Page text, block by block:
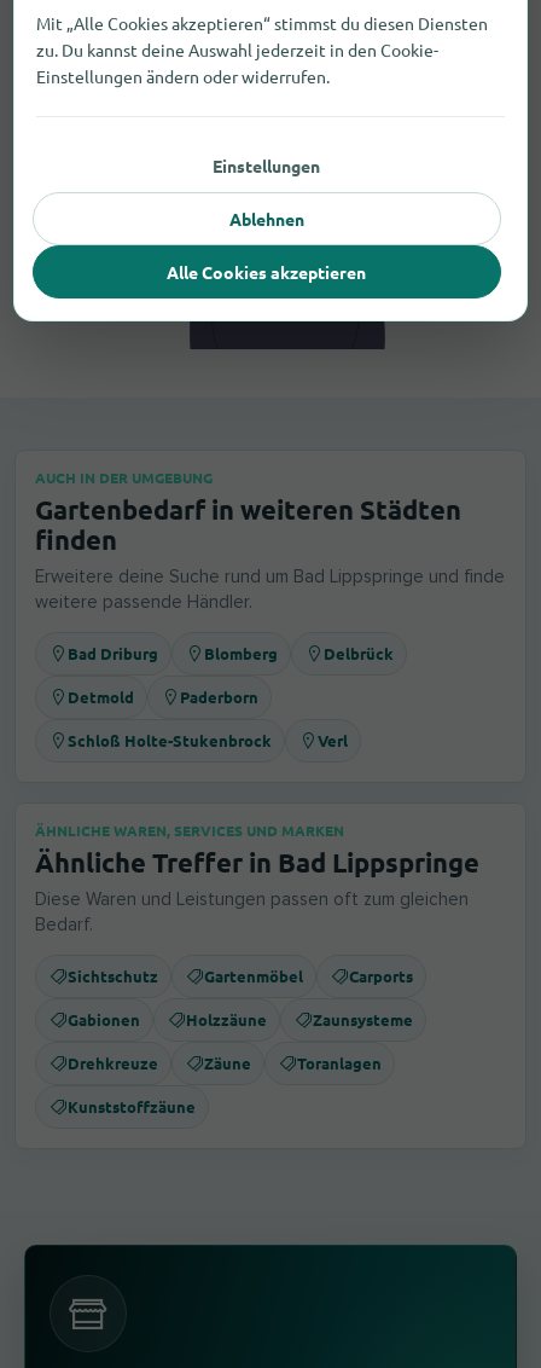
AUCH IN DER UMGEBUNG
Gartenbedarf in weiteren Städten
finden
Erweitere deine Suche rund um Bad Lippspringe und finde
weitere passende Händler.
Bad Driburg Blomberg Delbrück
Detmold Paderborn
Schloß Holte-Stukenbrock Verl
ÄHNLICHE WAREN, SERVICES UND MARKEN
Ähnliche Treffer in Bad Lippspringe
Diese Waren und Leistungen passen oft zum gleichen
Bedarf.
Sichtschutz Gartenmöbel Carports
Gabionen Holzzäune Zaunsysteme
Drehkreuze Zäune Toranlagen
Kunststoffzäune
Mit „Alle Cookies akzeptieren“ stimmst du diesen Diensten
zu. Du kannst deine Auswahl jederzeit in den Cookie-
Einstellungen ändern oder widerrufen.
Einstellungen
Ablehnen
Alle Cookies akzeptieren